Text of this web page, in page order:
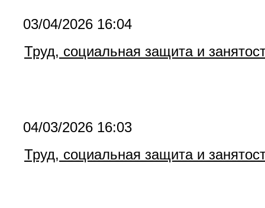
03/04/2026 16:04
Труд, социальная защита и
04/03/2026 16:03
Труд, социальная защита и